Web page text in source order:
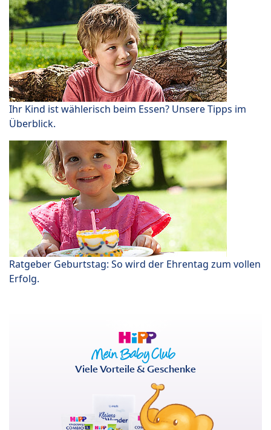
Ihr Kind ist wählerisch beim Essen? Unsere Tipps im
Überblick.
Ratgeber Geburtstag: So wird der Ehrentag zum vollen
Erfolg.
Viele Vorteile & Geschenke